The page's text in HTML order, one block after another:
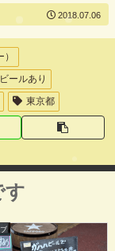
2018.07.06
ールあり
東京都
す